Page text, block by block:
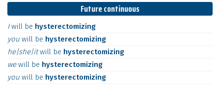
Future continuous
Iwill be hysterectomizing
you will be hysterectomizing
he|she|itwill be hysterectomizing
wewill be hysterectomizing
you will be hysterectomizing